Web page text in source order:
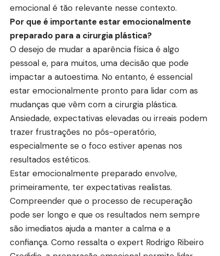
emocional é tão relevante nesse contexto.
Por que é importante estar emocionalmente
preparado para a cirurgia plástica?
O desejo de mudar a aparência física é algo
pessoal e, para muitos, uma decisão que pode
impactar a autoestima. No entanto, é essencial
estar emocionalmente pronto para lidar com as
mudanças que vêm com a cirurgia plástica.
Ansiedade, expectativas elevadas ou irreais podem
trazer frustrações no pós-operatório,
especialmente se o foco estiver apenas nos
resultados estéticos.
Estar emocionalmente preparado envolve,
primeiramente, ter expectativas realistas.
Compreender que o processo de recuperação
pode ser longo e que os resultados nem sempre
são imediatos ajuda a manter a calma e a
confiança. Como ressalta o expert Rodrigo Ribeiro